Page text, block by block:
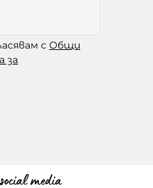
с Общи
за
media